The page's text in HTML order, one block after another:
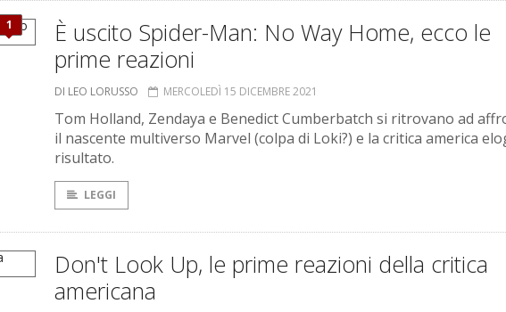
1
È uscito Spider-Man: No Way Home, ecco le
prime reazioni
DI LEO LORUSSO MERCOLEDÌ 15 DICEMBRE 2021
Tom Holland, Zendaya e Benedict Cumberbatch si ritrovano ad
il nascente multiverso Marvel (colpa di Loki?) e la critica america
risultato.
LEGGI
Don't Look Up, le prime reazioni della critica
americana